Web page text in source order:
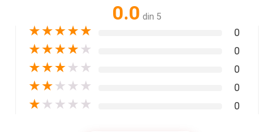
0.0 din 5
★★★★★ 0
★★★★ ★ 0
★★★ ★ ★ 0
★★ ★ ★ ★ 0
★ ★ ★ ★ ★ 0